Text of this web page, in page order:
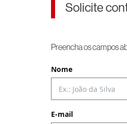
Solicite
Preencha os campos
Nome
E-mail